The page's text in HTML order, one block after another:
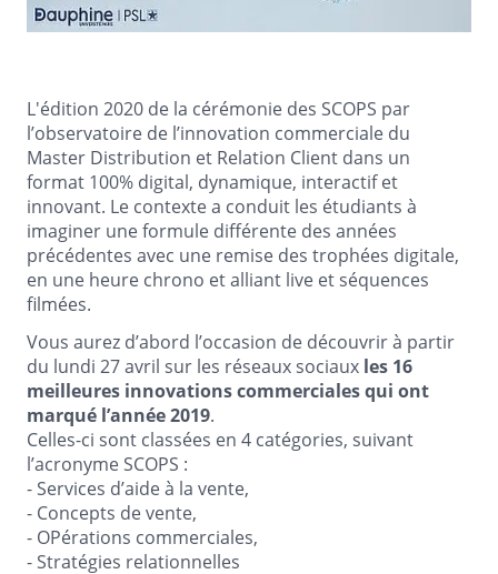
L'édition 2020 de la cérémonie des SCOPS par
l’observatoire de l’innovation commerciale du
Master Distribution et Relation Client dans un
format 100% digital, dynamique, interactif et
innovant. Le contexte a conduit les étudiants à
imaginer une formule différente des années
précédentes avec une remise des trophées digitale,
en une heure chrono et alliant live et séquences
filmées.
Vous aurez d’abord l’occasion de découvrir à partir
du lundi 27 avril sur les réseaux sociaux les 16
meilleures innovations commerciales qui ont
marqué l’année 2019.
Celles-ci sont classées en 4 catégories, suivant
l’acronyme SCOPS :
- Services d’aide à la vente,
- Concepts de vente,
- OPérations commerciales,
- Stratégies relationnelles